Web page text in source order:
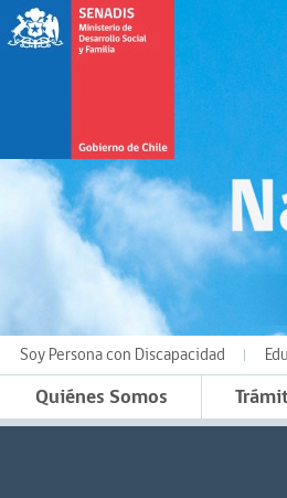
Soy Persona con Discapacidad
Quiénes Somos